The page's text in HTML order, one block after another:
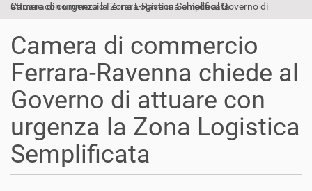
Camera di commercio Ferrara-Ravenna chiede al Governo di attuare con urgenza la Zona Logistica Semplificata
Camera di commercio
Ferrara-Ravenna chiede al
Governo di attuare con
urgenza la Zona Logistica
Semplificata